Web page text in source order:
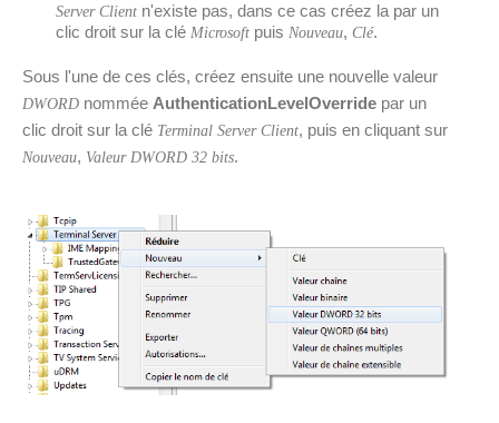
Server Client n'existe pas, dans ce cas créez la par un
clic droit sur la clé Microsoft puis Nouveau, Clé.
Sous l'une de ces clés, créez ensuite une nouvelle valeur
DWORD nommée AuthenticationLevelOverride par un
clic droit sur la clé Terminal Server Client, puis en cliquant sur
Nouveau, Valeur DWORD 32 bits.